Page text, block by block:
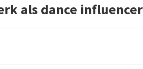
als dance influencer